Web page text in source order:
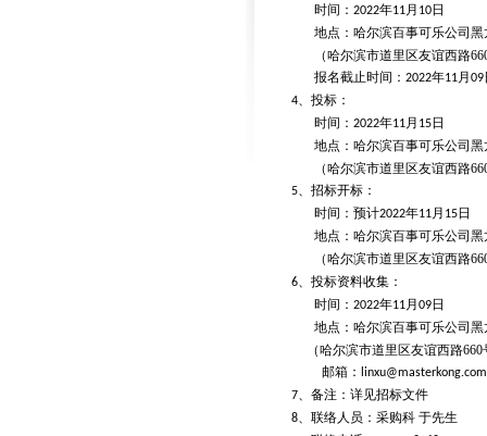
时间： 2022年11月 10日
地点：哈尔滨百事可乐公司
（哈尔滨市道里区友谊西路
报名截止时间： 2022年11月 09
4、投标：
时间： 2022年11月 15日
地点：哈尔滨百事可乐公司
（哈尔滨市道里区友谊西路
5、招标开标：
时间：预计2022年11月 15日
地点：哈尔滨百事可乐公司
（哈尔滨市道里区友谊西路
6、投标资料收集：
时间： 2022年11月 09日
地点：哈尔滨百事可乐公司
（哈尔滨市道里区友谊西路660
邮箱：
7、备注：详见招标文件
8、联络人员：采购科 于先生